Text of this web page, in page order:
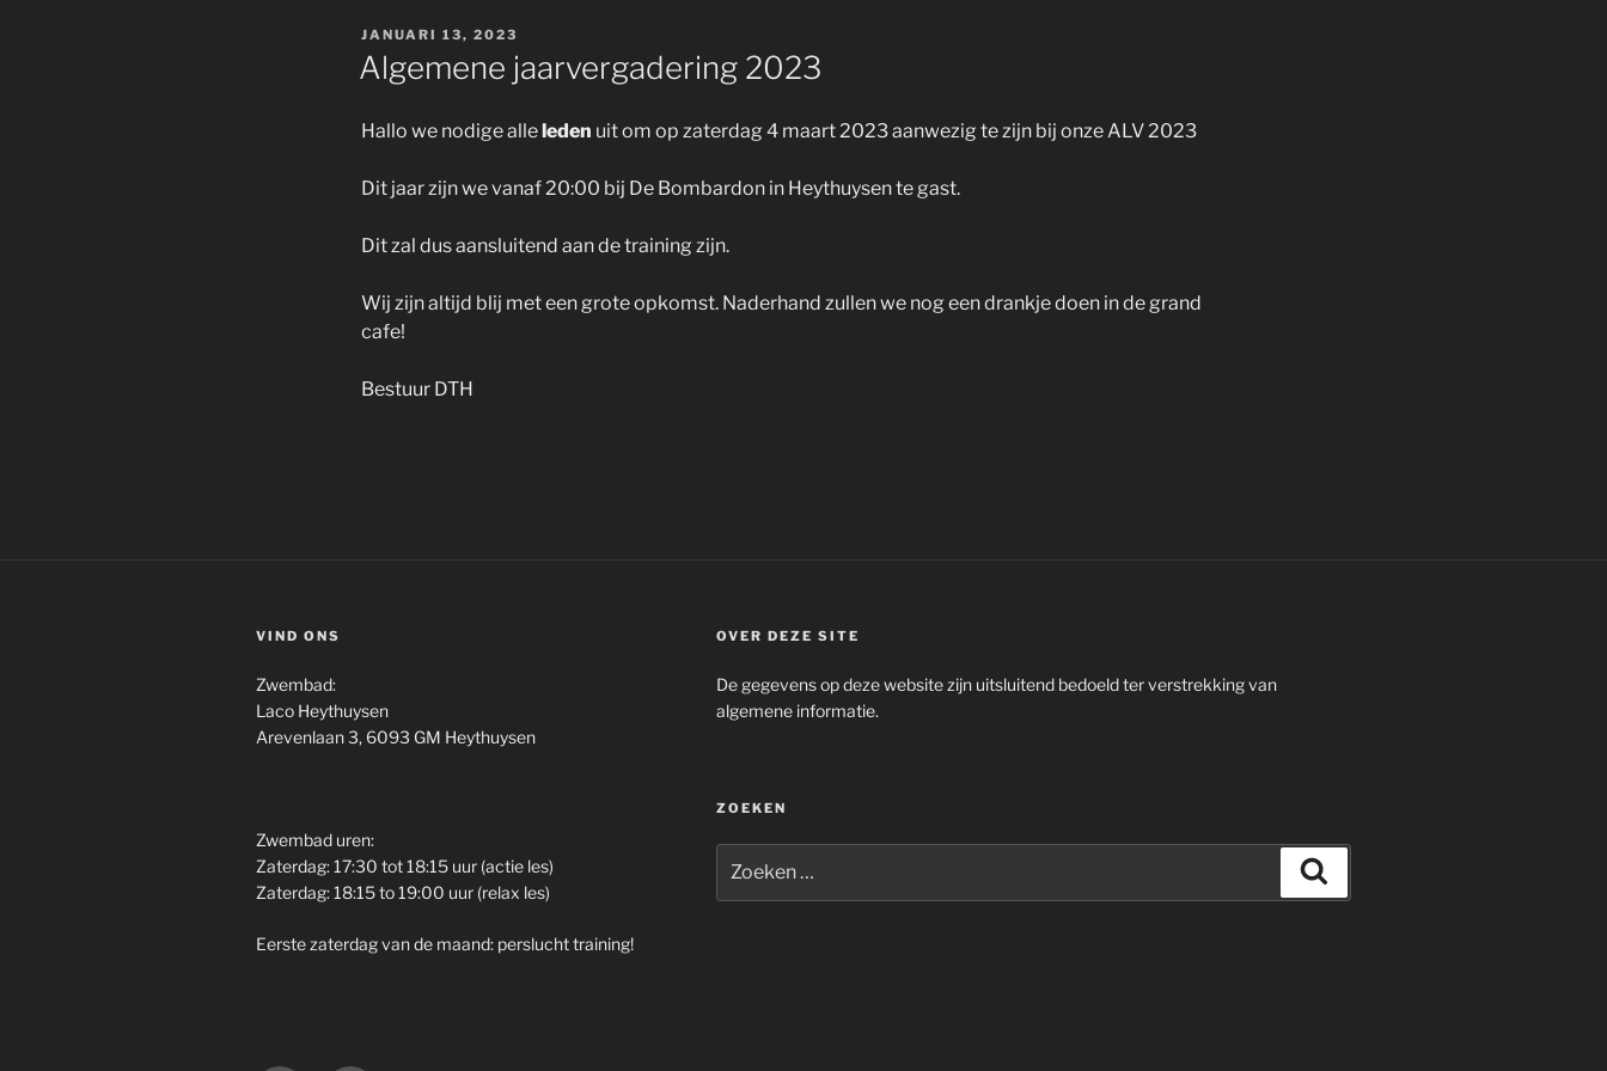
GEPLAATST
OP
JANUARI 13, 2023
Algemene jaarvergadering 2023
Hallo we nodige alleleden uit om op zaterdag 4 maart 2023 aanwezig te zijn bij onze ALV 2023
Dit jaar zijn we vanaf 20:00 bij De Bombardon in Heythuysen te gast.
Dit zal dus aansluitend aan de training zijn.
Wij zijn altijd blij met een grote opkomst. Naderhand zullen we nog een drankje doen in de grand
cafe!
Bestuur DTH
VIND ONS
Zwembad:
Laco Heythuysen
Arevenlaan 3, 6093 GM Heythuysen
Zwembad uren:
Zaterdag: 17:30 tot 18:15 uur (actie les)
Zaterdag: 18:15 to 19:00 uur (relax les)
Eerste zaterdag van de maand: perslucht training!
OVER DEZE SITE
De gegevens op deze website zijn uitsluitend bedoeld ter verstrekking van
algemene informatie.
ZOEKEN
naar: